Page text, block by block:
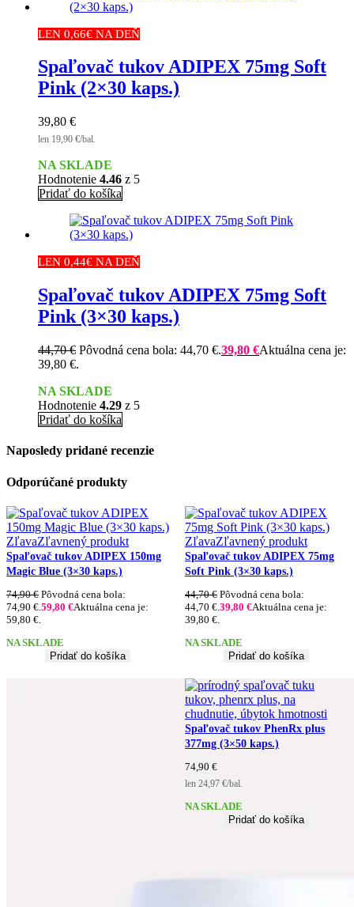
LEN 0,66€ NA DEŇ
Spaľovač tukov ADIPEX 75mg Soft
Pink (2×30 kaps.)
39,80 €
len 19,90 €/bal.
NA SKLADE
Hodnotenie 4.46 z 5
Pridať do košíka
LEN 0,44€ NA DEŇ
Spaľovač tukov ADIPEX 75mg Soft
Pink (3×30 kaps.)
44,70€ Pôvodná cena bola: 44,70 €.39,80 €Aktuálna cena je:
39,80 €.
NA SKLADE
Hodnotenie 4.29 z 5
Pridať do košíka
Naposledy pridané recenzie
Odporúčané produkty
ZľavaZľavnený produkt
Spaľovač tukov ADIPEX 150mg
Magic Blue (3×30 kaps.)
74,90€ Pôvodná cena bola:
74,90 €. 59,80 €Aktuálna cena je:
59,80 €.
NA SKLADE
Pridať do košíka
ZľavaZľavnený produkt
Spaľovač tukov ADIPEX 75mg
Soft Pink (3×30 kaps.)
44,70€ Pôvodná cena bola:
44,70 €. 39,80 €Aktuálna cena je:
39,80 €.
NA SKLADE
Pridať do košíka
Spaľovač tukov PhenRx plus
377mg (3×50 kaps.)
74,90 €
len 24,97 €/bal.
NA SKLADE
Pridať do košíka